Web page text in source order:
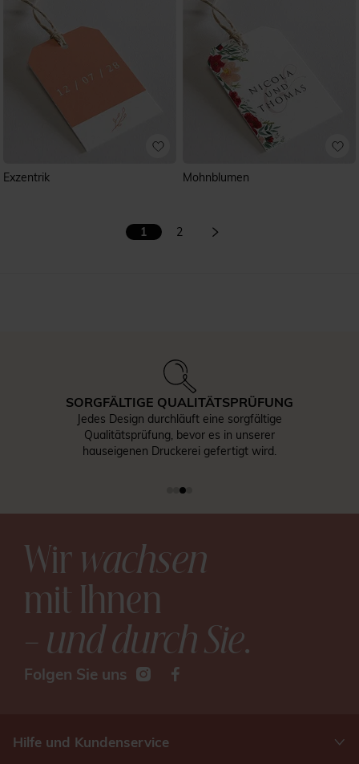
Exzentrik Mohnblumen
1 2
SORGFÄLTIGE QUALITÄTSPRÜFUNG
Jedes Design durchläuft eine sorgfältige
Qualitätsprüfung, bevor es in unserer
hauseigenen Druckerei gefertigt wird.
Wirwachsen
mit Ihnen
– und durch Sie.
Folgen Sie uns
Hilfe und Kundenservice